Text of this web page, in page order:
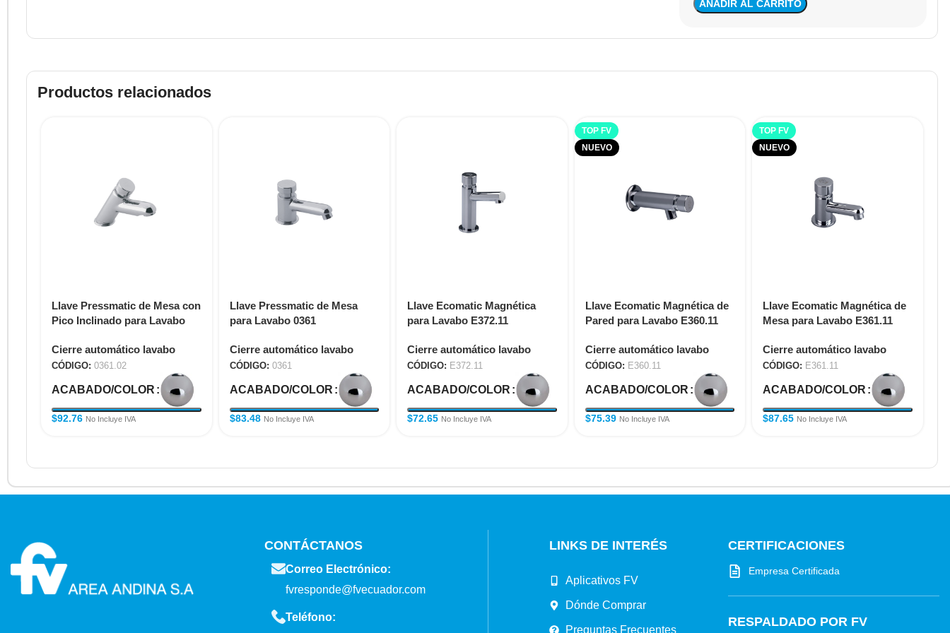
AÑADIR AL CARRITO
Productos relacionados
Llave Pressmatic de Mesa con
Pico Inclinado para Lavabo
Cierre automático lavabo
CÓDIGO: 0361.02
ACABADO/COLOR
$92.76 No Incluye IVA
Llave Pressmatic de Mesa
para Lavabo 0361
Cierre automático lavabo
CÓDIGO: 0361
ACABADO/COLOR
$83.48 No Incluye IVA
Llave Ecomatic Magnética
para Lavabo E372.11
Cierre automático lavabo
CÓDIGO: E372.11
ACABADO/COLOR
$72.65 No Incluye IVA
TOP FV
NUEVO
Llave Ecomatic Magnética de
Pared para Lavabo E360.11
Cierre automático lavabo
CÓDIGO: E360.11
ACABADO/COLOR
$75.39 No Incluye IVA
TOP FV
NUEVO
Llave Ecomatic Magnética de
Mesa para Lavabo E361.11
Cierre automático lavabo
CÓDIGO: E361.11
ACABADO/COLOR
$87.65 No Incluye IVA
CONTÁCTANOS
Correo Electrónico:
fvresponde@fvecuador.com
Teléfono:
LINKS DE INTERÉS
Aplicativos FV
Dónde Comprar
Preguntas Frecuentes
CERTIFICACIONES
Empresa Certificada
RESPALDADO POR FV